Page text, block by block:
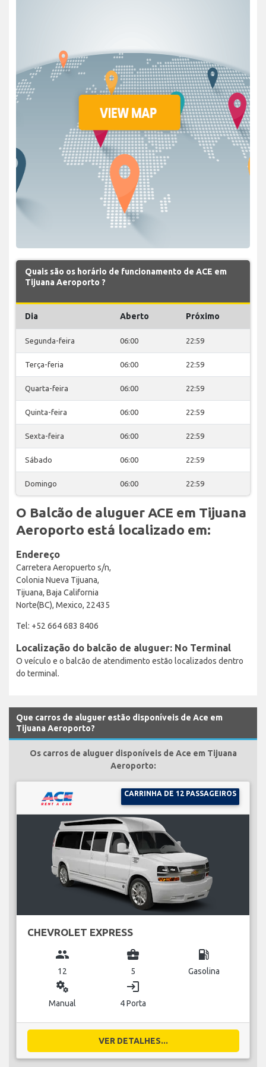
Quais são os horário de funcionamento de ACE em
Tijuana Aeroporto ?
Dia Aberto Próximo
Segunda-feira 06:00 22:59
Terça-feria 06:00 22:59
Quarta-feira 06:00 22:59
Quinta-feira 06:00 22:59
Sexta-feira 06:00 22:59
Sábado 06:00 22:59
Domingo 06:00 22:59
O Balcão de aluguer ACE em Tijuana
Aeroporto está localizado em:
Endereço
Carretera Aeropuerto s/n,
Colonia Nueva Tijuana,
Tijuana, Baja California
Norte(BC), Mexico, 22435
Tel: +52 664 683 8406
Localização do balcão de aluguer: No Terminal
O veículo e o balcão de atendimento estão localizados dentro
do terminal.
Que carros de aluguer estão disponíveis de Ace em
Tijuana Aeroporto?
Os carros de aluguer disponíveis de Ace em Tijuana
Aeroporto:
CARRINHA DE 12 PASSAGEIROS
CHEVROLET EXPRESS
group
12
business_center
5
local_gas_station
Gasolina
miscellaneous_services
Manual
login
4 Porta
VER DETALHES...